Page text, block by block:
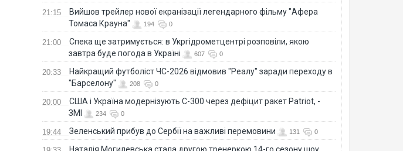
21:15
Вийшов трейлер нової екранізації легендарного фільму "Афера
Томаса Крауна"
194 0
21:00
Спека ще затримується: в Укргідрометцентрі розповіли, якою
завтра буде погода в Україні
607 0
20:33
Найкращий футболіст ЧС-2026 відмовив "Реалу" заради переходу в
"Барселону"
208 0
20:00
США і Україна модернізують С-300 через дефіцит ракет Patriot, -
ЗМІ
234 0
19:44 Зеленський прибув до Сербії на важливі перемовини 131 0